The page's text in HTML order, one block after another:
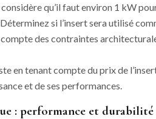
qu’il faut environ 1 kW
Déterminez si l’insert sera utilisé
compte des contraintes
en tenant compte du prix de
et de ses performances.
: performance et durabilité